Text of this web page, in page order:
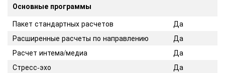
Основные программы
Пакет стандартных расчетов
Да
Расширенные расчеты по направлению
Да
Расчет интема/медиа
Да
Стресс-эхо
Да